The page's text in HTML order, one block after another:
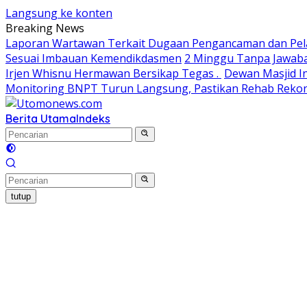
Langsung ke konten
Breaking News
Laporan Wartawan Terkait Dugaan Pengancaman dan
Sesuai Imbauan Kemendikdasmen 2 Minggu Tanpa
Irjen Whisnu Hermawan Bersikap Tegas . Dewan Masjid
Monitoring BNPT Turun Langsung, Pastikan Rehab
Berita UtamaIndeks
tutup